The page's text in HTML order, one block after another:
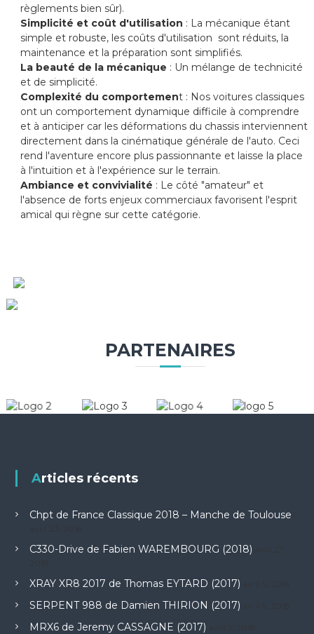
règlements bien sûr).
Simplicité et coût d'utilisation : La mécanique étant
simple et robuste, les coûts d'utilisation sont réduits, la
maintenance et la préparation sont simplifiés.
La beauté de la mécanique : Un mélange de technicité
et de simplicité.
Complexité du comportement : Nos voitures classiques
ont un comportement dynamique difficile à comprendre
et à anticiper car les déformations du chassis interviennent
directement dans la cinématique générale de l'auto. Ceci
rend l'aventure encore plus passionnante et laisse la place
à l'intuition et à l'expérience sur le terrain.
Ambiance et convivialité : Le côté "amateur" et
l'absence de forts enjeux commerciaux favorisent l'esprit
amical qui règne sur cette catégorie.
PARTENAIRES
Articles récents
Chpt de France Classique 2018 – Manche de Toulouse
C330-Drive de Fabien WAREMBOURG (2018)
XRAY XR8 2017 de Thomas EYTARD (2017)
SERPENT 988 de Damien THIRION (2017)
MRX6 de Jeremy CASSAGNE (2017)